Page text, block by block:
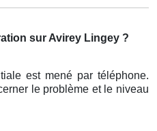
sur Avirey Lingey ?
est mené par téléphone.
le problème et le niveau